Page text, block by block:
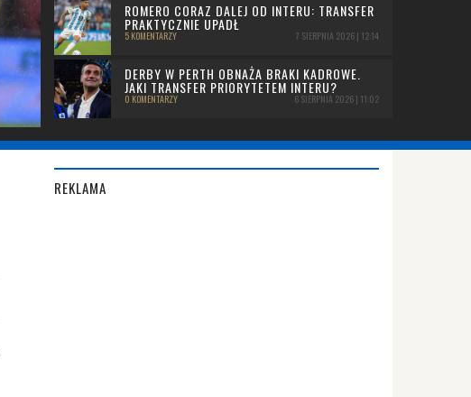
ROMERO CORAZ DALEJ OD INTERU: TRANSFER
PRAKTYCZNIE UPADŁ
5 KOMENTARZY 7 SIERPNIA 2026 | 12:14
DERBY W PERTH OBNAŻA BRAKI KADROWE.
JAKI TRANSFER PRIORYTETEM INTERU?
0 KOMENTARZY 6 SIERPNIA 2026 | 11:02
REKLAMA